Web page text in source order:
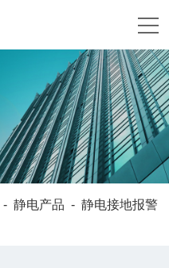
-静电产品 -静电接地报警